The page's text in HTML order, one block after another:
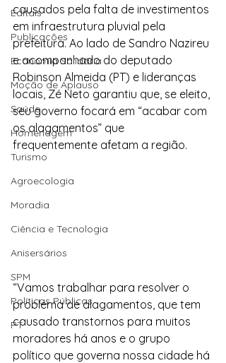
Editais
Publicações
Economia Solidária
Moção de Aplauso
Saúde
Homenagem
Turismo
Agroecologia
Moradia
Ciência e Tecnologia
Anisersários
SPM
Políticas Públicas
PT
causados pela falta de investimentos
em infraestrutura pluvial pela
prefeitura. Ao lado de Sandro Nazireu
e acompanhado do deputado
Robinson Almeida (PT) e lideranças
locais, Zé Neto garantiu que, se eleito,
seu governo focará em “acabar com
os alagamentos” que
frequentemente afetam a região.
“Vamos trabalhar para resolver o
problema de alagamentos, que tem
causado transtornos para muitos
moradores há anos e o grupo
político que governa nossa cidade há